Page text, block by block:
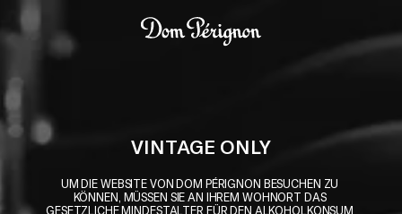
VINTAGE ONLY
UM DIE WEBSITE VON DOM PÉRIGNON BESUCHEN ZU
KÖNNEN, MÜSSEN SIE AN IHREM WOHNORT DAS
GESETZLICHE MINDESTALTER FÜR DEN ALKOHOLKONSUM